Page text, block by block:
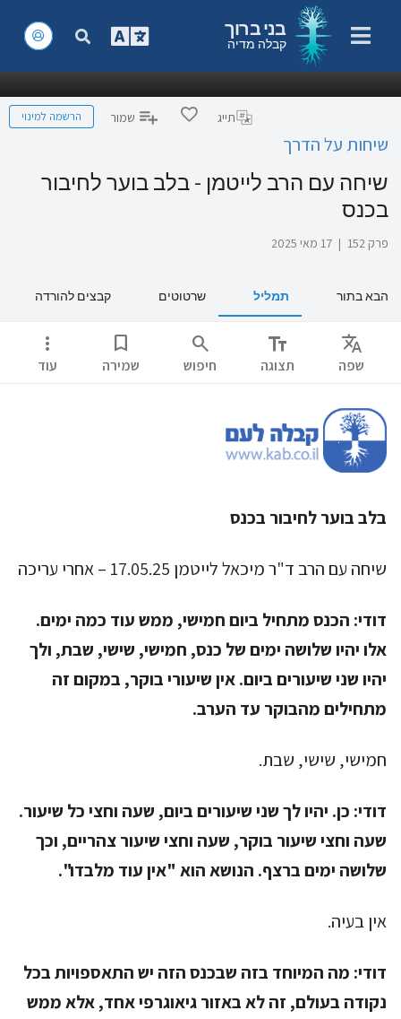
בני ברוך
קבלה מדיה
תייג שמור הרשמה למינוי
שיחות על הדרך
שיחה עם הרב לייטמן - בלב בוער לחיבור
בכנס
פרק 152 | 17 מאי 2025
הבא בתור תמליל שרטוטים קבצים להורדה
Translate
שפה
text_fields
תצוגה
search
חיפוש
bookmark
שמירה
more_vert
עוד
בלב בוער לחיבור בכנס
שיחה עם הרב ד"ר מיכאל לייטמן 17.05.25 – אחרי עריכה
דודי: הכנס מתחיל ביום חמישי, ממש עוד כמה ימים.
אלו יהיו שלושה ימים של כנס, חמישי, שישי, שבת, ולך
יהיו שני שיעורים ביום. אין שיעורי בוקר, במקום זה
מתחילים מהבוקר עד הערב.
חמישי, שישי, שבת.
דודי: כן. יהיו לך שני שיעורים ביום, שעה וחצי כל שיעור.
שעה וחצי שיעור בוקר, שעה וחצי שיעור צהריים, וכך
שלושה ימים ברצף. הנושא הוא "אין עוד מלבדו".
אין בעיה.
דודי: מה המיוחד בזה שבכנס הזה יש התאספויות בכל
נקודה בעולם, זה לא באזור גיאוגרפי אחד, אלא ממש